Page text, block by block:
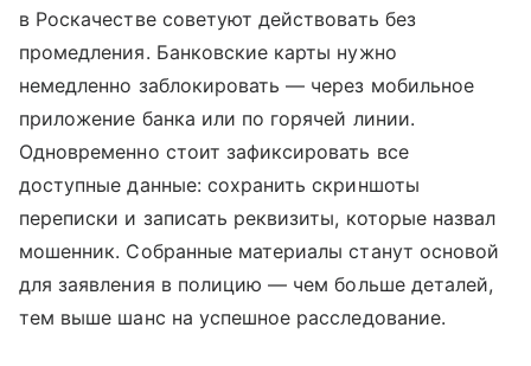
в Роскачестве советуют действовать без
промедления. Банковские карты нужно
немедленно заблокировать — через мобильное
приложение банка или по горячей линии.
Одновременно стоит зафиксировать все
доступные данные: сохранить скриншоты
переписки и записать реквизиты, которые назвал
мошенник. Собранные материалы станут основой
для заявления в полицию — чем больше деталей,
тем выше шанс на успешное расследование.